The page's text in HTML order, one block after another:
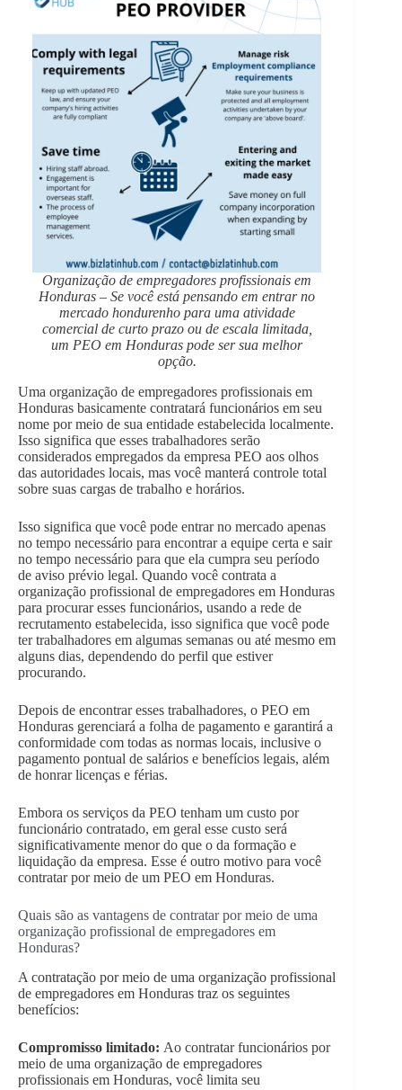
Organização de empregadores profissionais em
Honduras – Se você está pensando em entrar no
mercado hondurenho para uma atividade
comercial de curto prazo ou de escala limitada,
um PEO em Honduras pode ser sua melhor
opção.
Uma organização de empregadores profissionais em
Honduras basicamente contratará funcionários em seu
nome por meio de sua entidade estabelecida localmente.
Isso significa que esses trabalhadores serão
considerados empregados da empresa PEO aos olhos
das autoridades locais, mas você manterá controle total
sobre suas cargas de trabalho e horários.
Isso significa que você pode entrar no mercado apenas
no tempo necessário para encontrar a equipe certa e sair
no tempo necessário para que ela cumpra seu período
de aviso prévio legal. Quando você contrata a
organização profissional de empregadores em Honduras
para procurar esses funcionários, usando a rede de
recrutamento estabelecida, isso significa que você pode
ter trabalhadores em algumas semanas ou até mesmo em
alguns dias, dependendo do perfil que estiver
procurando.
Depois de encontrar esses trabalhadores, o PEO em
Honduras gerenciará a folha de pagamento e garantirá a
conformidade com todas as normas locais, inclusive o
pagamento pontual de salários e benefícios legais, além
de honrar licenças e férias.
Embora os serviços da PEO tenham um custo por
funcionário contratado, em geral esse custo será
significativamente menor do que o da formação e
liquidação da empresa. Esse é outro motivo para você
contratar por meio de um PEO em Honduras.
Quais são as vantagens de contratar por meio de uma
organização profissional de empregadores em
Honduras?
A contratação por meio de uma organização profissional
de empregadores em Honduras traz os seguintes
benefícios:
Compromisso limitado: Ao contratar funcionários por
meio de uma organização de empregadores
profissionais em Honduras, você limita seu